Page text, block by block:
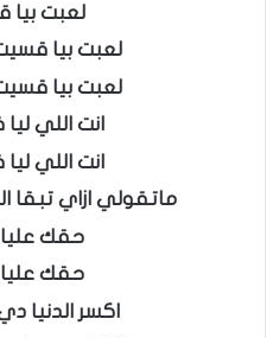
لعبت بيا
لعبت بيا
لعبت بيا
انت اللي
انت اللي
ماتقولي ازاي
حقك عليا
حقك عليا
اكسر الدنيا